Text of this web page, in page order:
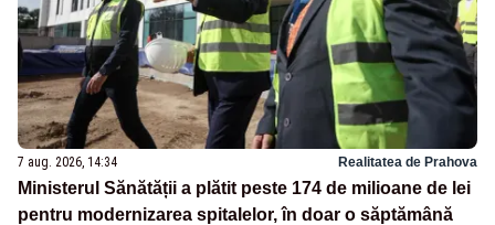
7 aug. 2026, 14:34 Realitatea de Prahova
Ministerul Sănătății a plătit peste 174 de milioane de lei
pentru modernizarea spitalelor, în doar o săptămână